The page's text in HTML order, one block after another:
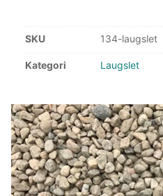
SKU 134-laugslet
Kategori Laugslet